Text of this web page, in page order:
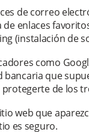
de correo
de enlaces
(instalación de
como
bancaria que
de los
web que
es seguro.